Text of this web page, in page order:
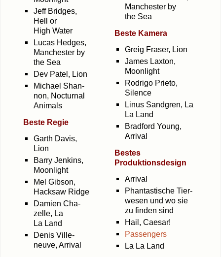
Jeff Bridges,
Hell or
High Water
Lucas Hedges,
Man­ches­ter by
the Sea
Dev Patel, Lion
Micha­el Shan­
non, Noc­turnal
Animals
Bes­te Regie
Garth Davis,
Lion
Bar­ry Jenk­ins,
Moonlight
Mel Gib­son,
Hack­saw Ridge
Dami­en Cha­
zel­le, La
La Land
Denis Ville­
neuve, Arrival
Man­ches­ter by
the Sea
Bes­te Kamera
Greig Fraser, Lion
James Lax­t­on,
Moonlight
Rodri­go Prie­to,
Silence
Linus Sand­gren, La
La Land
Brad­ford Young,
Arrival
Bes­tes
Produktionsdesign
Arri­val
Phan­tas­ti­sche Tier­
we­sen und wo sie
zu fin­den sind
Hail, Cae­sar!
Pas­sen­gers
La La Land